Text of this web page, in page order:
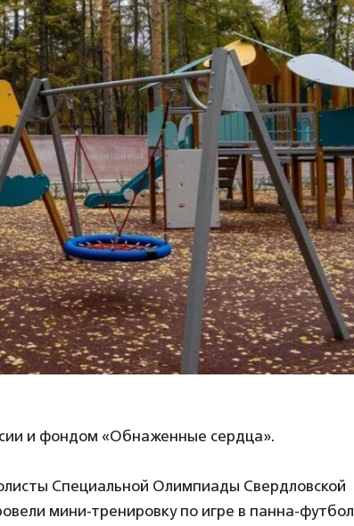
и фондом «Обнаженные сердца».
Специальной Олимпиады Свердловской
мини-тренировку по игре в панна-футбол